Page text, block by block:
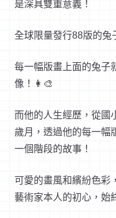
是深具雙重意義！
全球限量發行88版的兔
每一幅版畫上面的兔子
像！👩‍🎨
而他的人生經歷，從國
歲月，透過他的每一幅
一個階段的故事！
可愛的畫風和繽紛色彩
藝術家本人的初心，始